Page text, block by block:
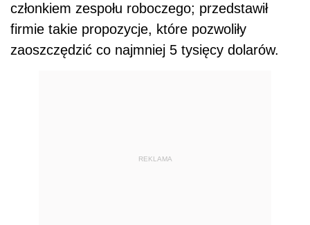
członkiem zespołu roboczego; przedstawił
firmie takie propozycje, które pozwoliły
zaoszczędzić co najmniej 5 tysięcy dolarów.
REKLAMA